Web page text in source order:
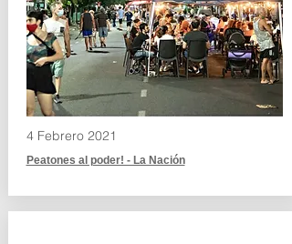
4 Febrero 2021
Peatones al poder! - La Nación